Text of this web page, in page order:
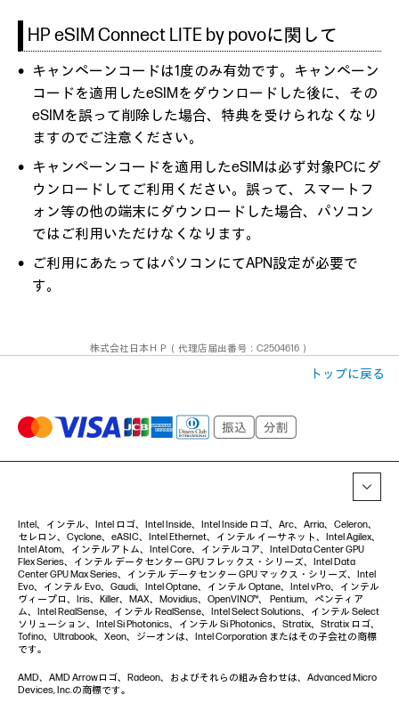
HP eSIM Connect LITE by povoに関して
キャンペーンコードは1度のみ有効です。キャンペーン
コードを適用したeSIMをダウンロードした後に、その
eSIMを誤って削除した場合、特典を受けられなくなり
ますのでご注意ください。
キャンペーンコードを適用したeSIMは必ず対象PCにダ
ウンロードしてご利用ください。誤って、スマートフ
ォン等の他の端末にダウンロードした場合、パソコン
ではご利用いただけなくなります。
ご利用にあたってはパソコンにてAPN設定が必要で
す。
株式会社日本ＨＰ（代理店届出番号：C2504616）
トップに戻る
Intel、インテル、Intel ロゴ、Intel Inside、Intel Inside ロゴ、Arc、Arria、Celeron、
セレロン、Cyclone、eASIC、Intel Ethernet、インテル イーサネット、Intel Agilex、
Intel Atom、インテルアトム、Intel Core、インテルコア、Intel Data Center GPU
Flex Series、インテル データセンター GPU フレックス・シリーズ、Intel Data
Center GPU Max Series、インテル データセンター GPU マックス・シリーズ、Intel
Evo、インテル Evo、Gaudi、Intel Optane、インテル Optane、Intel vPro、インテル
ヴィープロ、Iris、Killer、MAX、Movidius、OpenVINO™、 Pentium、ペンティア
ム、Intel RealSense、インテル RealSense、Intel Select Solutions、インテル Select
ソリューション、Intel Si Photonics、インテル Si Photonics、Stratix、Stratix ロゴ、
Tofino、Ultrabook、Xeon、ジーオンは、Intel Corporation またはその子会社の商標
です。
AMD、AMD Arrowロゴ、Radeon、およびそれらの組み合わせは、Advanced Micro
Devices, Inc.の商標です。